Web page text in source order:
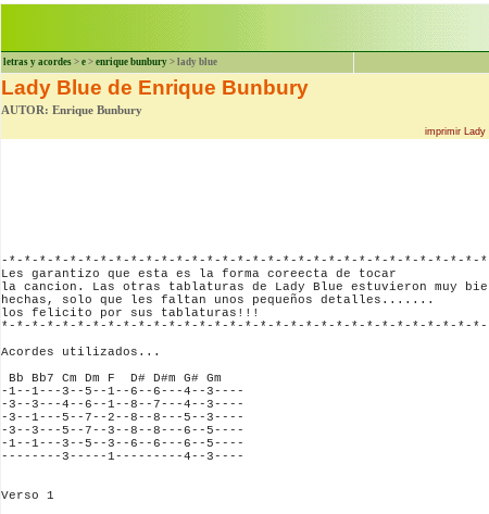
letras y acordes > e > enrique bunbury > lady blue
Lady Blue de Enrique Bunbury
AUTOR: Enrique Bunbury
imprimir Lady
-*-*-*-*-*-*-*-*-*-*-*-*-*-*-*-*-*-*-*-*-*-*-*-*-*-*-*-*-*-*-*-
Les garantizo que esta es la forma coreecta de tocar
la cancion. Las otras tablaturas de Lady Blue estuvieron muy
hechas, solo que les faltan unos pequeños detalles.......
los felicito por sus tablaturas!!!
*-*-*-*-*-*-*-*-*-*-*-*-*-*-*-*-*-*-*-*-*-*-*-*-*-*-*-*-*-*-*-
Acordes utilizados...
Bb Bb7 Cm Dm F  D# D#m G# Gm
-1--1---3--5--1--6--6---4--3----
-3--3---4--6--1--8--7---4--3----
-3--1---5--7--2--8--8---5--3----
-3--3---5--7--3--8--8---6--5----
-1--1---3--5--3--6--6---6--5----
--------3-----1---------4--3----
Verso 1